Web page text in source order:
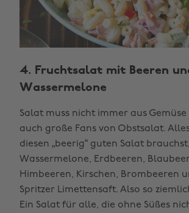
4. Fruchtsalat mit Beeren
Wassermelone
Salat muss nicht immer aus Gemüse
auch große Fans von Obstsalat.
diesen „beerig“ guten Salat
Wassermelone, Erdbeeren,
Himbeeren, Kirschen, Brombeeren
Spritzer Limettensaft. Also so
Ein Salat für alle, die ohne Süßes